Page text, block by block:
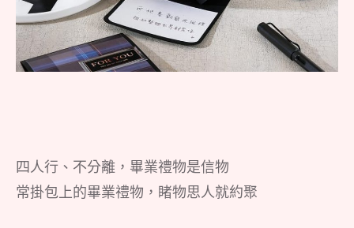
四人行、不分離，畢業禮物是信物
常掛包上的畢業禮物，睹物思人就約聚